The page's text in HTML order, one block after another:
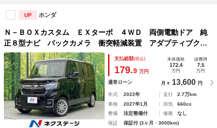
UP ホンダ
Ｎ－ＢＯＸカスタム ＥＸターボ ４ＷＤ 両側電動ドア 純
正８型ナビ バックカメラ 衝突軽減装置 アダプティブクル
ーズ 禁煙車 シートヒーター ハーフレザー ドラレコ Ｅ
ＴＣ フルセグ Ｂｌｕｅｔｏｏｔｈ コーナーセンサー Ｕ
ＳＢ端子
支払総額(税込)
179.9 万円
本体価格
172.4
万円
諸費用
7.5
万円
通常ローン 月々 13,600 円
年式 2022年 走行
2.7万km
車検
2027年1月 排気
660cc
整備
法定整備付 修復
なし
保証
保証付 (3ヶ月・3000km)